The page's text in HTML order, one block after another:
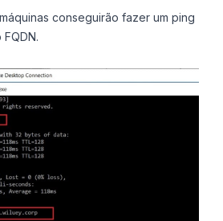
conseguirão fazer um ping